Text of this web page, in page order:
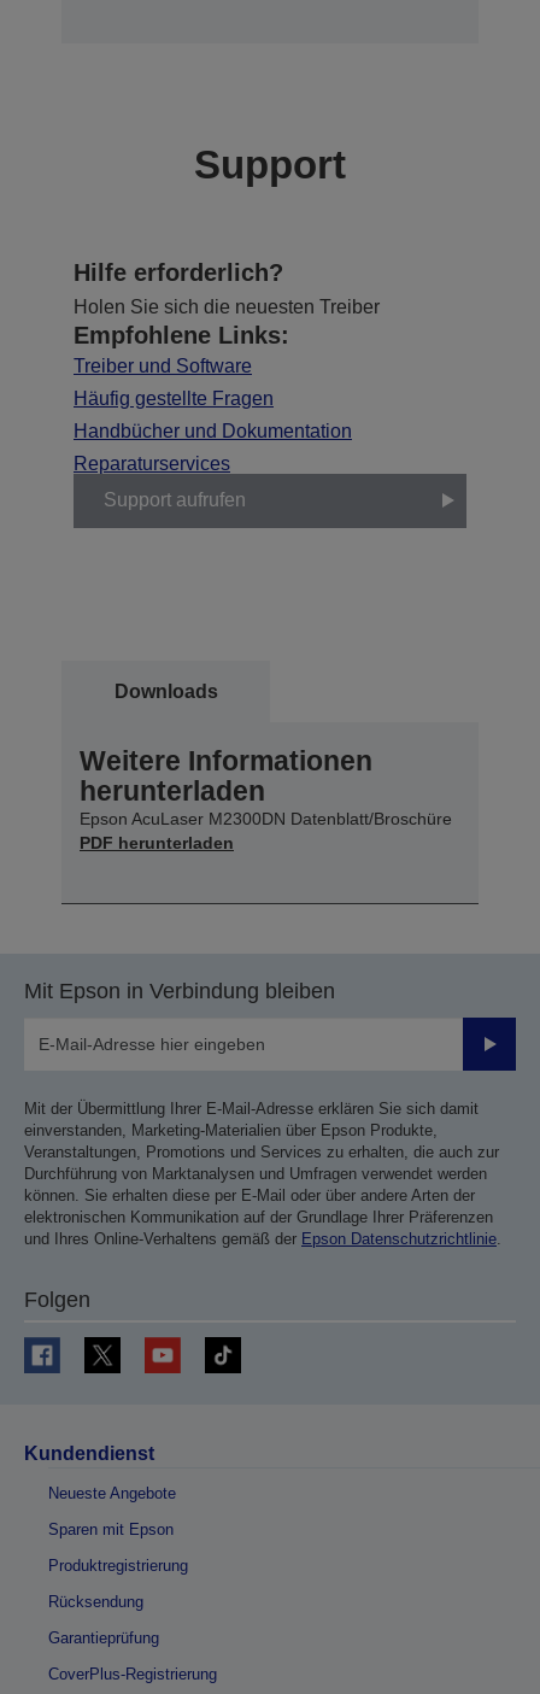
Support
Hilfe erforderlich?
Holen Sie sich die neuesten Treiber
Empfohlene Links:
Treiber und Software
Häufig gestellte Fragen
Handbücher und Dokumentation
Reparaturservices
Support aufrufen
Downloads
Weitere Informationen
herunterladen
Epson AcuLaser M2300DN Datenblatt/Broschüre
PDF herunterladen
Mit Epson in Verbindung bleiben
Mit der Übermittlung Ihrer E-Mail-Adresse erklären Sie sich damit
einverstanden, Marketing-Materialien über Epson Produkte,
Veranstaltungen, Promotions und Services zu erhalten, die auch zur
Durchführung von Marktanalysen und Umfragen verwendet werden
können. Sie erhalten diese per E-Mail oder über andere Arten der
elektronischen Kommunikation auf der Grundlage Ihrer Präferenzen
und Ihres Online-Verhaltens gemäß der Epson Datenschutzrichtlinie
Folgen
Kundendienst
Neueste Angebote
Sparen mit Epson
Produktregistrierung
Rücksendung
Garantieprüfung
CoverPlus-Registrierung